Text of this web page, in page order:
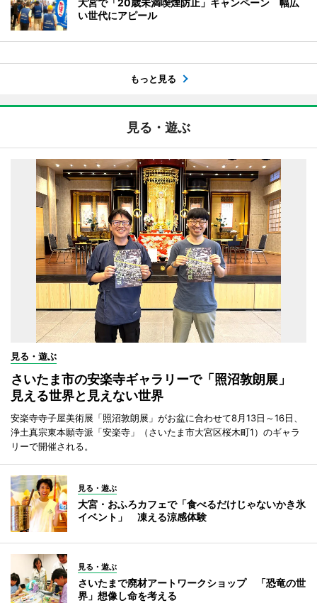
大宮で「20歳未満喫煙防止」キャンペーン 幅広
い世代にアピール
もっと見る
見る・遊ぶ
見る・遊ぶ
さいたま市の安楽寺ギャラリーで「照沼敦朗展」
見える世界と見えない世界
安楽寺寺子屋美術展「照沼敦朗展」がお盆に合わせて8月13日～16日、
浄土真宗東本願寺派「安楽寺」（さいたま市大宮区桜木町1）のギャラ
リーで開催される。
見る・遊ぶ
大宮・おふろカフェで「食べるだけじゃないかき氷
イベント」 凍える涼感体験
見る・遊ぶ
さいたまで廃材アートワークショップ 「恐竜の世
界」想像し命を考える